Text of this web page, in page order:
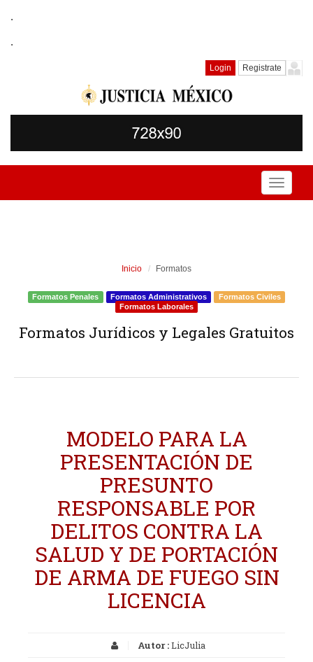
.
.
Login Registrate
Toggle
Inicio Formatos
Formatos Penales Formatos Administrativos
Formatos Civiles
Formatos Laborales
Formatos Jurídicos y Legales Gratuitos
MODELO PARA LA
PRESENTACIÓN DE
PRESUNTO
RESPONSABLE POR
DELITOS CONTRA LA
SALUD Y DE PORTACIÓN
DE ARMA DE FUEGO SIN
LICENCIA
Autor :LicJulia